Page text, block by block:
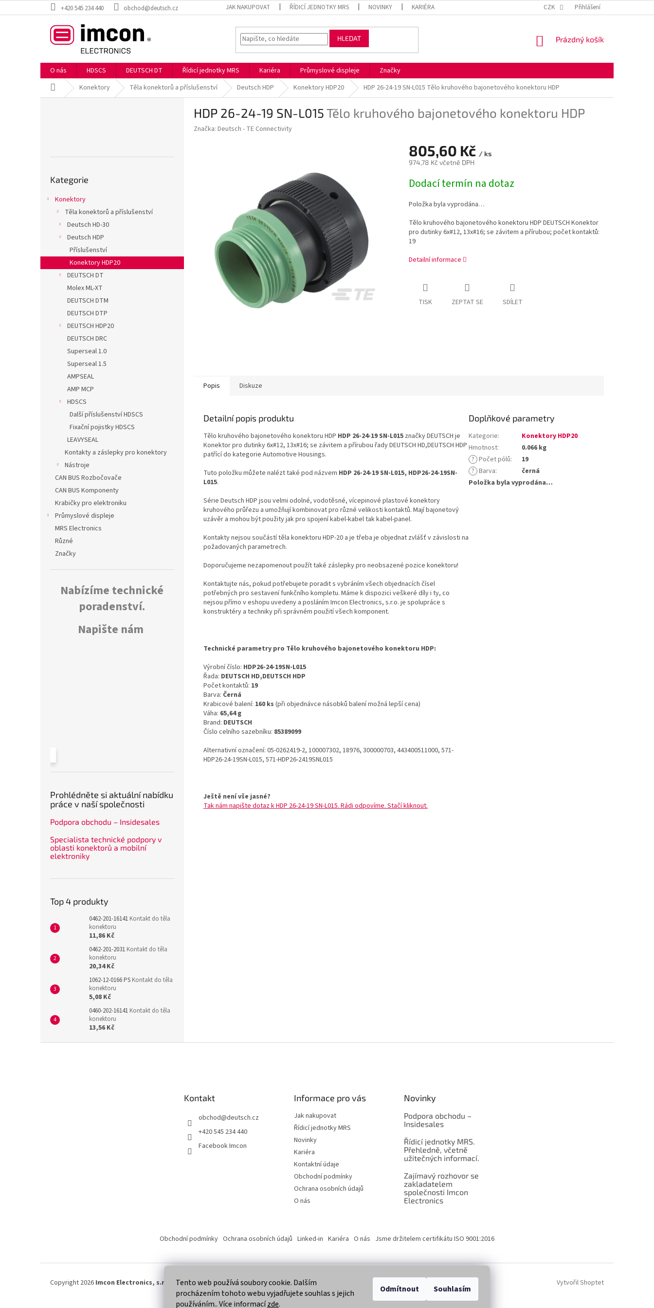
Tento web používá soubory cookie. Dalším
procházením tohoto webu vyjadřujete souhlas s jejich
používáním.. Více informacízde.
Odmítnout Souhlasím
na
+420 545 234 440 obchod@deutsch.cz JAK NAKUPOVAT ŘÍDICÍ JEDNOTKY MRS NOVINKY KARIÉRA OBCHODNÍ PODMÍNKY
CZK Přihlášení
HLEDAT
NÁKUPNÍ
Prázdný košík
O nás HDSCS DEUTSCH DT Řídicí jednotky MRS Kariéra Průmyslové displeje
Značky
Domů Konektory Těla konektorů a příslušenství Deutsch HDP Konektory HDP20 HDP 26-24-19 SN-L015 Tělo kruhového bajonetového konektoru HDP
kategorie
Kategorie
Konektory
Těla konektorů a příslušenství
Deutsch HD-30
Deutsch HDP
Příslušenství
Konektory HDP20
DEUTSCH DT
Molex ML-XT
DEUTSCH DTM
DEUTSCH DTP
DEUTSCH HDP20
DEUTSCH DRC
Superseal 1.0
Superseal 1.5
AMPSEAL
AMP MCP
HDSCS
Další příslušenství HDSCS
Fixační pojistky HDSCS
LEAVYSEAL
Kontakty a záslepky pro konektory
Nástroje
CAN BUS Rozbočovače
CAN BUS Komponenty
Krabičky pro elektroniku
Průmyslové displeje
MRS Electronics
Různé
Značky
Nabízíme technické
poradenství.
Napište nám
Prohlédněte si aktuální nabídku
práce v naší společnosti
Podpora obchodu – Insidesales
Specialista technické podpory v
oblasti konektorů a mobilní
elektroniky
Top 4 produkty
0462-201-16141 Kontakt do těla
konektoru
11,86 Kč
0462-201-2031 Kontakt do těla
konektoru
20,34 Kč
1062-12-0166 PS Kontakt do těla
konektoru
5,08 Kč
0460-202-16141 Kontakt do těla
konektoru
13,56 Kč
HDP 26-24-19 SN-L015Tělo kruhového bajonetového konektoru HDP
Značka: Deutsch - TE Connectivity
805,60 Kč / ks
974,78 Kč včetně DPH
cena:
Dodací termín na dotaz
Položka byla vyprodána…
Tělo kruhového bajonetového konektoru HDP DEUTSCH Konektor
pro dutinky 6x#12, 13x#16; se závitem a přírubou; počet kontaktů:
19
Detailní informace
TISK ZEPTAT SE SDÍLET
Popis Diskuze
Detailní popis produktu
Tělo kruhového bajonetového konektoru HDP HDP 26-24-19 SN-L015 značky DEUTSCH je
Konektor pro dutinky 6x#12, 13x#16; se závitem a přírubou řady DEUTSCH HD,DEUTSCH HDP
patřící do kategorie Automotive Housings.
Tuto položku můžete nalézt také pod názvem HDP 26-24-19 SN-L015, HDP26-24-19SN-
L015.
Série Deutsch HDP jsou velmi odolné, vodotěsné, vícepinové plastové konektory
kruhového průřezu a umožňují kombinovat pro různé velikosti kontaktů. Mají bajonetový
uzávěr a mohou být použity jak pro spojení kabel-kabel tak kabel-panel.
Kontakty nejsou součástí těla konektoru HDP-20 a je třeba je objednat zvlášť v závislosti na
požadovaných parametrech.
Doporučujeme nezapomenout použít také záslepky pro neobsazené pozice konektoru!
Kontaktujte nás, pokud potřebujete poradit s vybráním všech objednacích čísel
potřebných pro sestavení funkčního kompletu. Máme k dispozici veškeré díly i ty, co
nejsou přímo v eshopu uvedeny a posláním Imcon Electronics, s.r.o. je spolupráce s
konstruktéry a techniky při správném použití všech komponent.
Technické parametry pro Tělo kruhového bajonetového konektoru HDP:
Výrobní číslo: HDP26-24-19SN-L015
Řada: DEUTSCH HD,DEUTSCH HDP
Počet kontaktů: 19
Barva: Černá
Krabicové balení: 160 ks (při objednávce násobků balení možná lepší cena)
Váha: 65,64 g
Brand: DEUTSCH
Číslo celního sazebníku: 85389099
Alternativní označení: 05-0262419-2, 100007302, 18976, 300000703, 443400511000, 571-
HDP26-24-19SN-L015, 571-HDP26-2419SNL015
Ještě není vše jasné?
Tak nám napište dotaz k HDP 26-24-19 SN-L015. Rádi odpovíme. Stačí kliknout.
Doplňkové parametry
Kategorie:
Konektory HDP20
Hmotnost:
0.066 kg
? Počet pólů:
19
? Barva:
černá
Položka byla vyprodána…
Kontakt
obchod@deutsch.cz
+420 545 234 440
Facebook Imcon
Informace pro vás
Jak nakupovat
Řídicí jednotky MRS
Novinky
Kariéra
Kontaktní údaje
Obchodní podmínky
Ochrana osobních údajů
O nás
Novinky
Podpora obchodu –
Insidesales
Řídicí jednotky MRS.
Přehledně, včetně
užitečných informací.
Zajímavý rozhovor se
zakladatelem
společnosti Imcon
Electronics
Obchodní podmínky Ochrana osobních údajů Linked-in Kariéra O nás Jsme držitelem certifikátu ISO 9001:2016
Vytvořil Shoptet
Copyright 2026 Imcon Electronics, s.r.o. . Všechna práva vyhrazena.